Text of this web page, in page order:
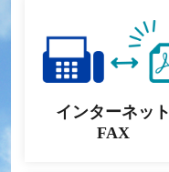
インターネット
FAX